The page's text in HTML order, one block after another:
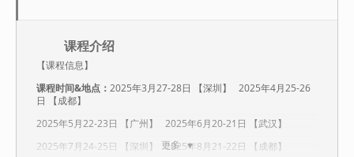
更多
课程介绍
【课程信息】
课程时间&地点： 2025年3月27-28日 【深圳】 2025年4月25-26
日 【成都】
2025年5月22-23日 【广州】 2025年6月20-21日 【武汉】
2025年7月24-25日 【深圳】 2025年8月21-22日 【成都】